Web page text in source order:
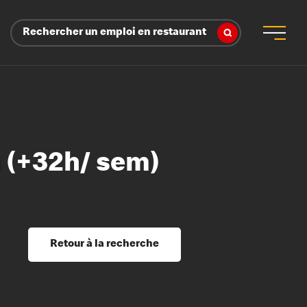
Rechercher un emploi en restaurant
d’employeur
et perfectionnement
du savoir
(+32h/ sem)
Retour à la recherche